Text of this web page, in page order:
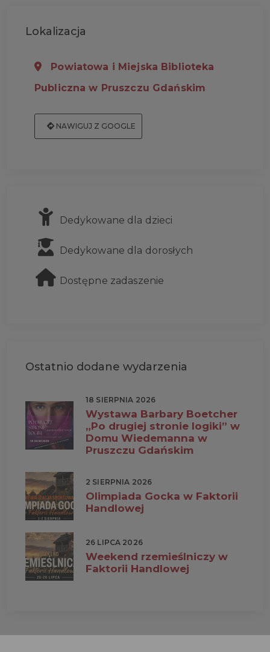
Lokalizacja
Powiatowa i Miejska Biblioteka
Publiczna w Pruszczu Gdańskim
NAWIGUJ Z GOOGLE
Dedykowane dla dzieci
Dedykowane dla dorosłych
Dostępne zadaszenie
Ostatnio dodane wydarzenia
18 SIERPNIA 2026
Wystawa Barbary Boetcher
„Po drugiej stronie logiki” w
Domu Wiedemanna w
Pruszczu Gdańskim
2 SIERPNIA 2026
Olimpiada Gocka w Faktorii
Handlowej
26 LIPCA 2026
Weekend rzemieślniczy w
Faktorii Handlowej